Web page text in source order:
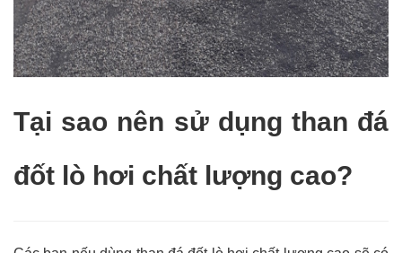
Tại sao nên sử dụng than đá
đốt lò hơi chất lượng cao?